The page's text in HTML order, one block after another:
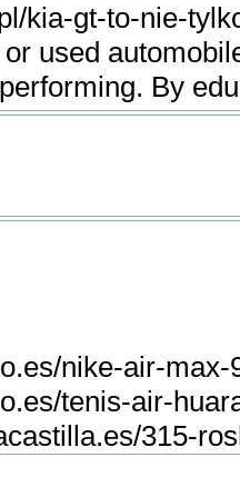
kia-gt-to-nie-
used
By
nike-air-
tenis-air-
315-